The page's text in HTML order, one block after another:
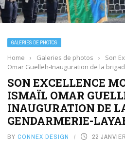
GALERIES DE PHOTOS
Home › Galeries de photos ›
Son
Omar Guelleh-Inauguration de la
SON EXCELLENCE
ISMAÏL OMAR
INAUGURATION DE
GENDARMERIE-
BY CONNEX DESIGN 22